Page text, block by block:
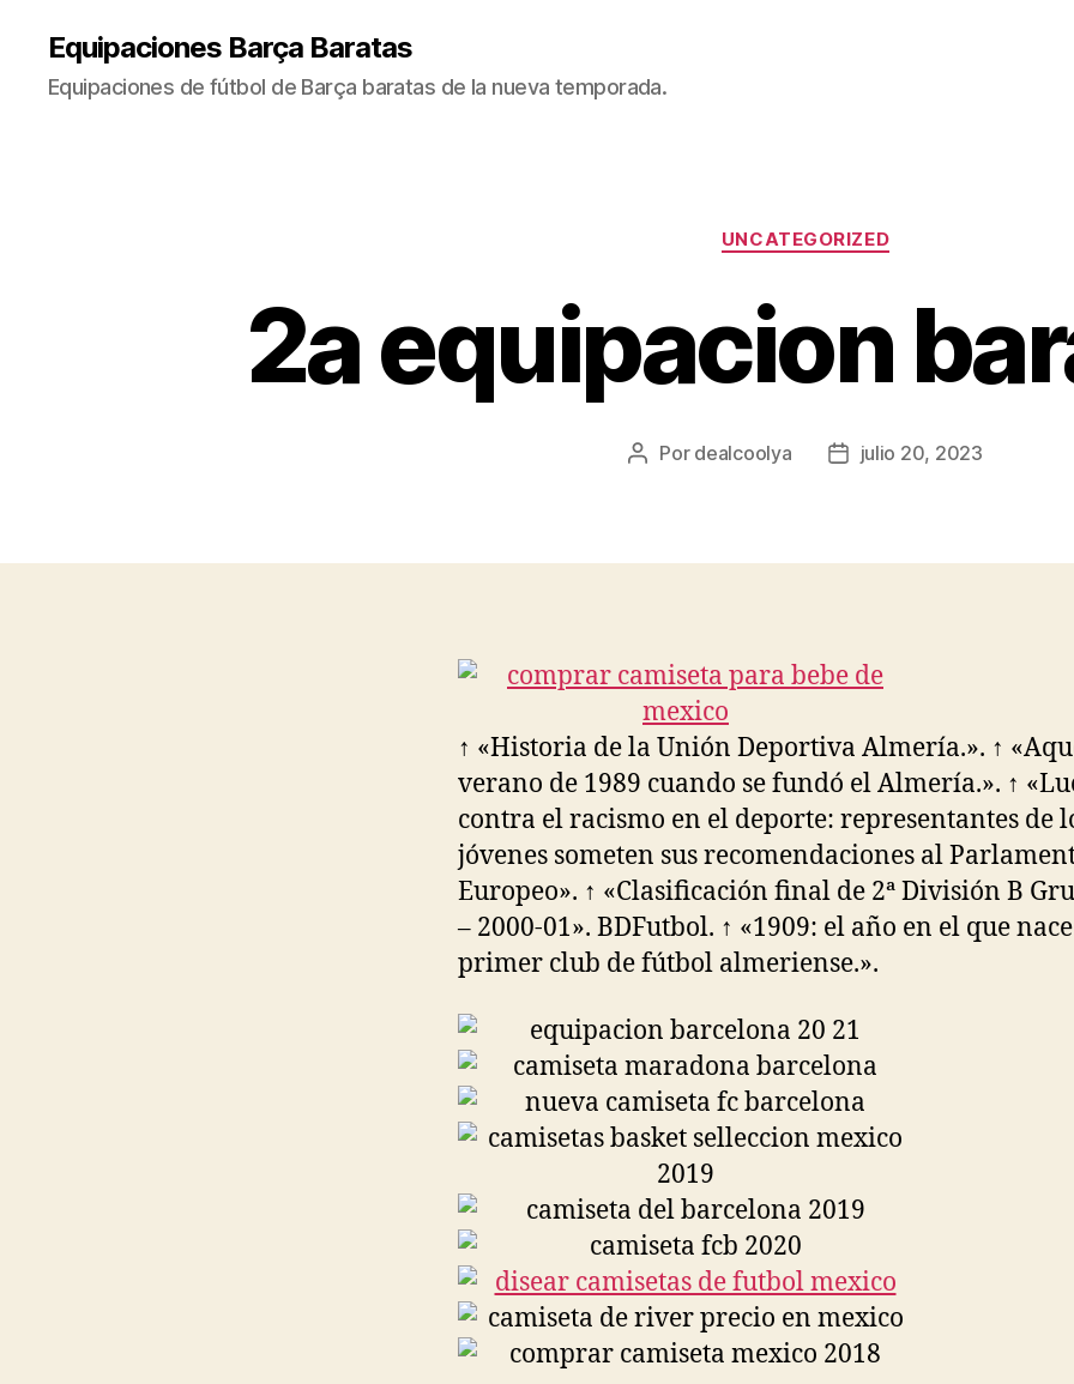
Equipaciones Barça Baratas
Equipaciones de fútbol de Barça baratas de la nueva temporada.
Categorías
UNCATEGORIZED
2a equipacion
Autor
Por dealcoolya
Fechajulio 20, 2023
↑ «Historia de la Unión Deportiva Almería.». ↑
verano de 1989 cuando se fundó el Almería.». ↑
contra el racismo en el deporte: representantes de
jóvenes someten sus recomendaciones al
Europeo». ↑ «Clasificación final de 2ª División B
– 2000-01». BDFutbol. ↑ «1909: el año en el que
primer club de fútbol almeriense.».